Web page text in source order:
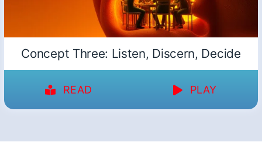
Concept Three: Listen, Discern, Decide
READ PLAY